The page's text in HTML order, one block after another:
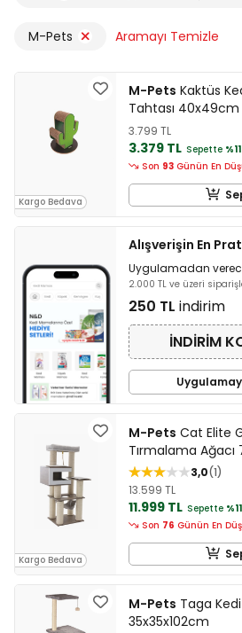
M-Pets Aramayı Temizle
Kargo Bedava
M-Pets Kaktüs
Tahtası 40x49cm
3.799 TL
3.379 TL Sepette %11
Son 93 Günün En
Alışverişin En
Uygulamadan
2.000 TL ve üzeri
250 TL indirim
İNDİRİM
Kargo Bedava
M-Pets Cat Elite
Tırmalama Ağacı
3,0 1
13.599 TL
11.999 TL Sepette %11
Son 76 Günün En
M-Pets Taga
35x35x102cm